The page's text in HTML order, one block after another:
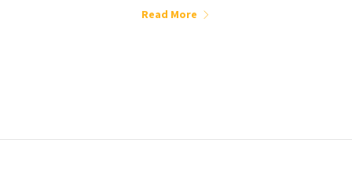
Read More